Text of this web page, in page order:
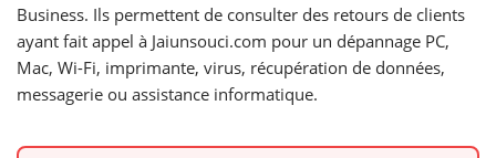
Business. Ils permettent de consulter des retours de clients
ayant fait appel à Jaiunsouci.com pour un dépannage PC,
Mac, Wi-Fi, imprimante, virus, récupération de données,
messagerie ou assistance informatique.